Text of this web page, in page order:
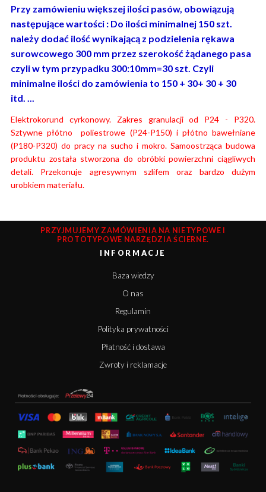
Przy zamówieniu większej ilości pasów, obowiązują
następujące wartości : Do ilości minimalnej 150 szt.
należy dodać ilość wynikającą z podzielenia rękawa
surowcowego 300 mm przez szerokość żądanego pasa
czyli w tym przypadku 300:10mm=30 szt. Czyli
minimalne ilości do zamówienia to 150 + 30+ 30 + 30
itd. ...
Elektrokorund cyrkonowy. Zakres granulacji od P24 - P320.
Sztywne płótno poliestrowe (P24-P150) i płótno bawełniane
(P180-P320) do pracy na sucho i mokro. Samoostrząca budowa
produktu została stworzona do obróbki powierzchni ciągliwych
detali. Przekonuje agresywnym szlifem oraz bardzo dużym
urobkiem materiału.
PRZYJMUJEMY ZAMÓWIENIA NA NIETYPOWE I
PROTOTYPOWE NARZĘDZIA ŚCIERNE.
INFORMACJE
Baza wiedzy
O nas
Regulamin
Polityka prywatności
Płatność i dostawa
Zwroty i reklamacje